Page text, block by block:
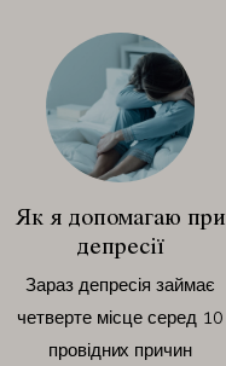
Як я допомагаю при
депресії
Зараз депресія займає
четверте місце серед 10
провідних причин